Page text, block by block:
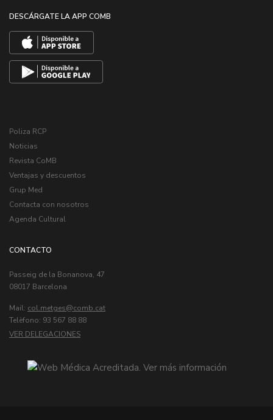
DESCÁRGATE LA APP COMB
Poliza RCP
Noticias
Revista CoMB
Ventajas y descuentos
Grup Med
Contacta con nosotros
Agenda Cultural
CONTACTO
Passeig de la Bonanova, 47
08017 Barcelona
Mail: col.metges
Telèfono: 93 567 88 88
VER DELEGACIONES